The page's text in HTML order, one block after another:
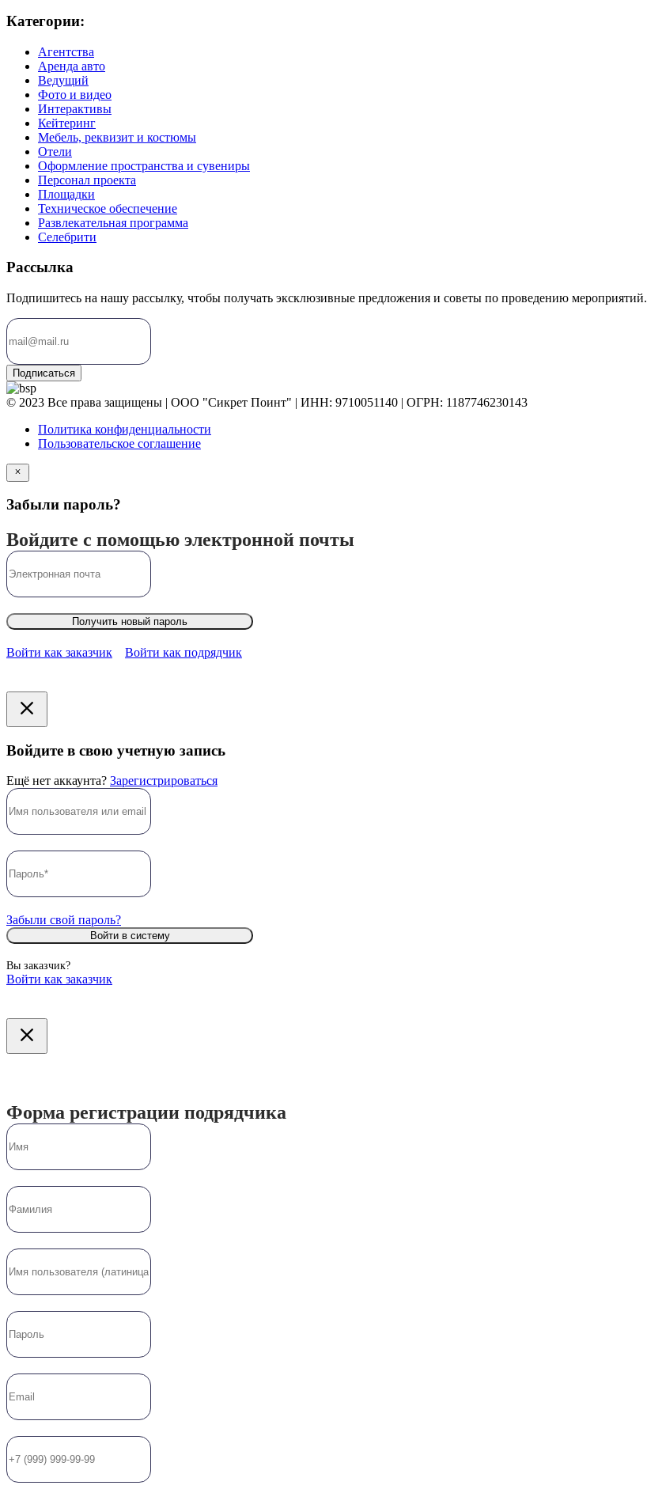
Категории:
Агентства
Аренда авто
Ведущий
Фото и видео
Интерактивы
Кейтеринг
Мебель, реквизит и костюмы
Отели
Оформление пространства и сувениры
Персонал проекта
Площадки
Техническое обеспечение
Развлекательная программа
Селебрити
Рассылка
Подпишитесь на нашу рассылку, чтобы получать эксклюзивные предложения и советы по проведению мероприятий.
Подписаться
© 2023 Все права защищены | ООО "Сикрет Поинт" | ИНН: 9710051140 | ОГРН: 1187746230143
Политика конфиденциальности
Пользовательское соглашение
Забыли пароль?
Войдите с помощью электронной почты
Получить новый пароль
Войти как заказчик Войти как подрядчик
Войдите в свою учетную запись
Ещё нет аккаунта? Зарегистрироваться
Забыли свой пароль?
Войти в систему
Вы заказчик?
Войти как заказчик
Форма регистрации подрядчика